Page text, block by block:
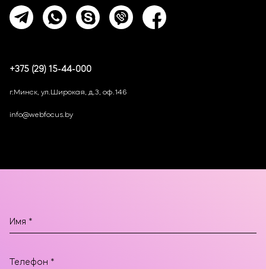
+375 (29) 15-44-000
г.Минск, ул.Широкая, д.3, оф.146
info@webfocus.by